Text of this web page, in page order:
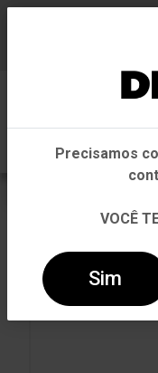
VINHO MOSQUITA
Em que Estado
Precisamos
VOCÊ
Sim